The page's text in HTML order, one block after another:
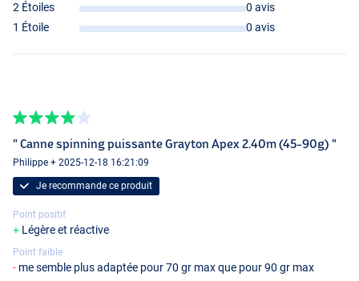
2 Étoiles
0 avis
1 Étoile
0 avis
" Canne spinning puissante Grayton Apex 2.40m (45-90g) "
Philippe + 2025-12-18 16:21:09
Je recommande ce produit
Point positif
Légère et réactive
Point faible
me semble plus adaptée pour 70 gr max que pour 90 gr max